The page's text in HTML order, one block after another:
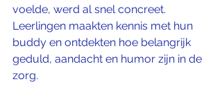
voelde, werd al snel concreet.
Leerlingen maakten kennis met hun
buddy en ontdekten hoe belangrijk
geduld, aandacht en humor zijn in de
zorg.